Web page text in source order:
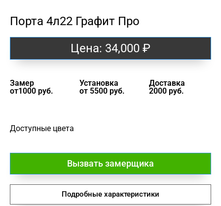
Порта 4л22 Графит Про
Цена: 34,000 ₽
Замер
от1000 руб.
Установка
от 5500 руб.
Доставка
2000 руб.
Доступные цвета
Вызвать замерщика
Подробные характеристики